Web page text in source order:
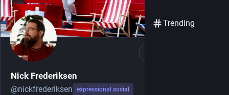
Nick Frederiksen
@nickfrederiksen expressional.social
Trending